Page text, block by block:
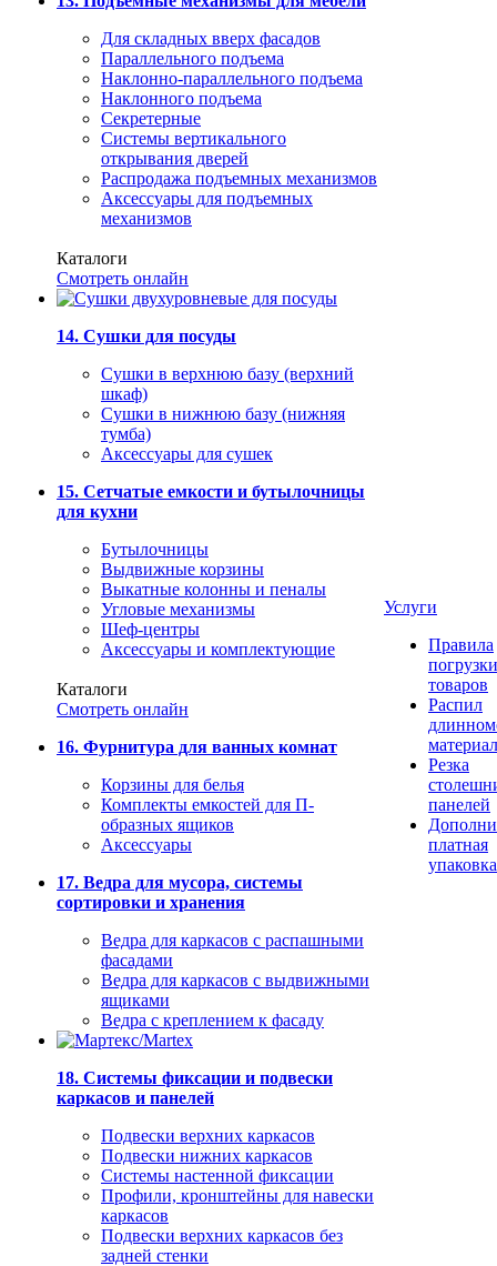
Для складных вверх фасадов
Параллельного подъема
Наклонно-параллельного подъема
Наклонного подъема
Секретерные
Системы вертикального
открывания дверей
Распродажа подъемных механизмов
Аксессуары для подъемных
механизмов
Каталоги
Смотреть онлайн
14. Сушки для посуды
Сушки в верхнюю базу (верхний
шкаф)
Сушки в нижнюю базу (нижняя
тумба)
Аксессуары для сушек
15. Сетчатые емкости и бутылочницы
для кухни
Бутылочницы
Выдвижные корзины
Выкатные колонны и пеналы
Угловые механизмы
Шеф-центры
Аксессуары и комплектующие
Каталоги
Смотреть онлайн
16. Фурнитура для ванных комнат
Корзины для белья
Комплекты емкостей для П-
образных ящиков
Аксессуары
17. Ведра для мусора, системы
сортировки и хранения
Ведра для каркасов с распашными
фасадами
Ведра для каркасов с выдвижными
ящиками
Ведра с креплением к фасаду
18. Системы фиксации и подвески
каркасов и панелей
Подвески верхних каркасов
Подвески нижних каркасов
Системы настенной фиксации
Профили, кронштейны для навески
каркасов
Подвески верхних каркасов без
задней стенки
Услуги
Правила
погрузки
товаров
Распил
Резка
панелей
платная
упаковка